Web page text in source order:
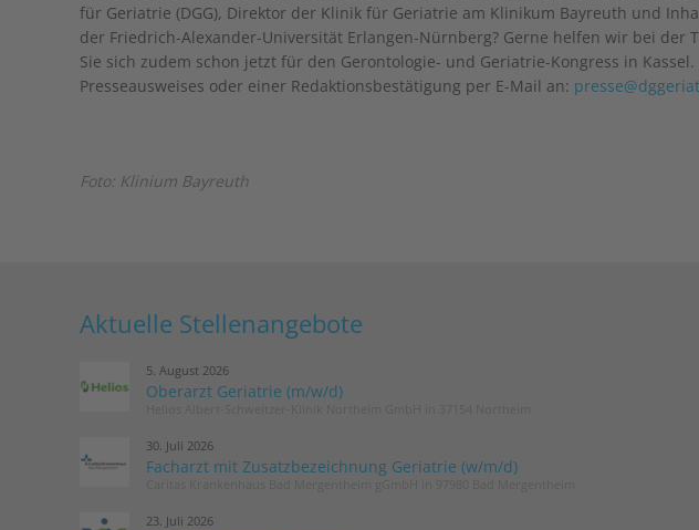
für Geriatrie (DGG), Direktor der Klinik für Geriatrie am Klinikum Bayreuth und
der Friedrich-Alexander-Universität Erlangen-Nürnberg? Gerne helfen wir bei der
Sie sich zudem schon jetzt für den Gerontologie- und Geriatrie-Kongress in
Presseausweises oder einer Redaktionsbestätigung per E-Mail an:
Foto: Klinium Bayreuth
Aktuelle Stellenangebote
5. August 2026
Oberarzt Geriatrie (m/w/d)
30. Juli 2026
Facharzt mit Zusatzbezeichnung Geriatrie (w/m/d)
23. Juli 2026